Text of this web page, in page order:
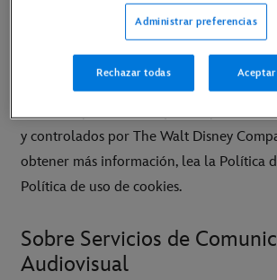
Número IVA: 539293808
support.disney.com/hc/es-es
Contacto:help@disney.co.uk
y controlados por The Walt Disney
obtener más información, lea la Política
Política de uso de cookies.
Sobre Servicios de
Audiovisual
Administrar preferencias
Rechazar todas